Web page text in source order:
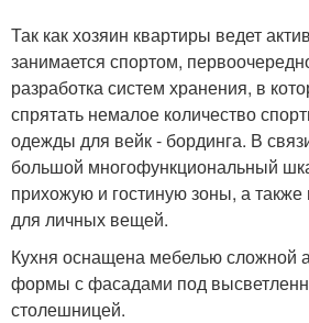
Так как хозяин квартиры ведет
занимается спортом,
разработка систем хранения, в
спрятать немалое количество
одежды для вейк - бординга. В
большой многофункциональный
прихожую и гостиную зоны, а также
для личных вещей.
Кухня оснащена мебелью сложной
формы с фасадами под
столешницей.